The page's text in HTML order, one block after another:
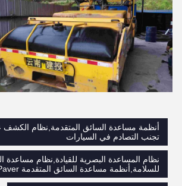
أنظمة مساعدة السائق المتقدمة,نظام
تجنب التصادم في السيارات
نظام المساعدة البصرية للقيادة,نظام مساعدة
للسلامة,أنظمة مساعدة السائق المتقدمة Slipform Paver